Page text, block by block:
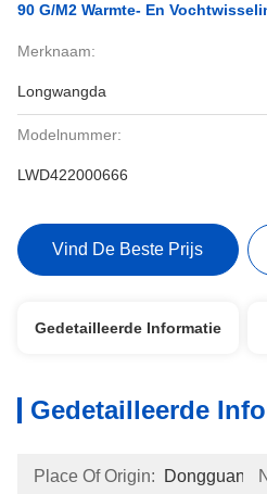
90 G/m2 Warmte- En
Merknaam:
Longwangda
Modelnummer:
LWD422000666
Vind De Beste Prijs
Gedetailleerde Informatie
Gedetailleerde
Place Of Origin: Dongguan